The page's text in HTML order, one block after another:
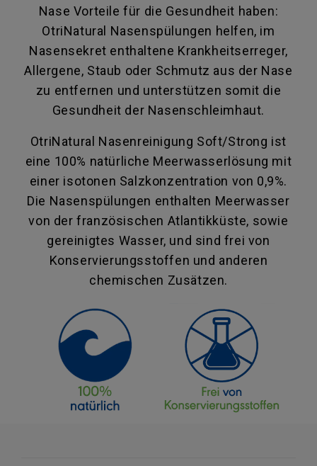
Nase Vorteile für die Gesundheit haben:
OtriNatural Nasenspülungen helfen, im
Nasensekret enthaltene Krankheitserreger,
Allergene, Staub oder Schmutz aus der Nase
zu entfernen und unterstützen somit die
Gesundheit der Nasenschleimhaut.
OtriNatural Nasenreinigung Soft/Strong ist
eine 100% natürliche Meerwasserlösung mit
einer isotonen Salzkonzentration von 0,9%.
Die Nasenspülungen enthalten Meerwasser
von der französischen Atlantikküste, sowie
gereinigtes Wasser, und sind frei von
Konservierungsstoffen und anderen
chemischen Zusätzen.